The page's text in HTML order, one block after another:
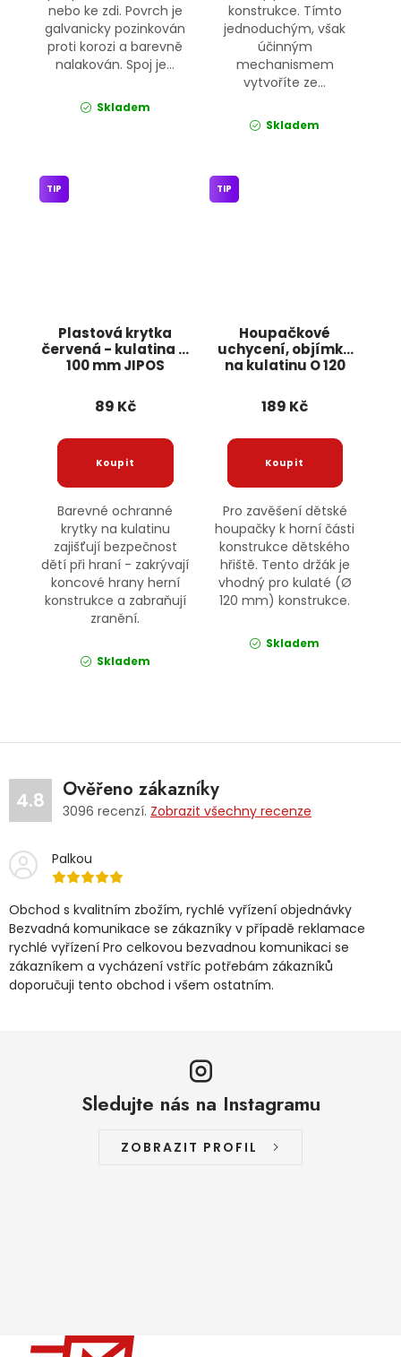
nebo ke zdi. Povrch je
galvanicky pozinkován
proti korozi a barevně
nalakován. Spoj je...
Skladem
konstrukce. Tímto
jednoduchým, však
účinným
mechanismem
vytvoříte ze...
Skladem
Plastová krytka
červená - kulatina O
100 mm JIPOS
TIP
89 Kč
Barevné ochranné
krytky na kulatinu
zajišťují bezpečnost
dětí při hraní - zakrývají
koncové hrany herní
konstrukce a zabraňují
zranění.
Skladem
Houpačkové
uchycení, objímka
na kulatinu O 120
TIP
189 Kč
Pro zavěšení dětské
houpačky k horní části
konstrukce dětského
hřiště. Tento držák je
vhodný pro kulaté (Ø
120 mm) konstrukce.
Skladem
4.8 Ověřeno zákazníky
3096 recenzí. Zobrazit všechny recenze
Palkou
Obchod s kvalitním zbožím, rychlé vyřízení objednávky
Bezvadná komunikace se zákazníky v případě reklamace
rychlé vyřízení Pro celkovou bezvadnou komunikaci se
zákazníkem a vycházení vstříc potřebám zákazníků
doporučuji tento obchod i všem ostatním.
Sledujte nás na Instagramu
ZOBRAZIT PROFIL